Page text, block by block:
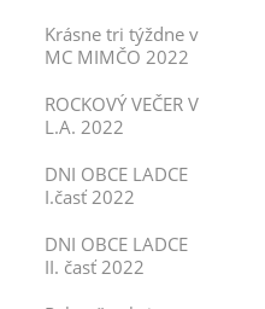
Krásne tri týždne v
MC MIMČO 2022
ROCKOVÝ VEČER V
L.A. 2022
DNI OBCE LADCE
I.časť 2022
DNI OBCE LADCE
II. časť 2022